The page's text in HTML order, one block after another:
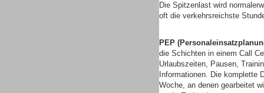
Die Spitzenlast wird
oft die verkehrsreichste
PEP
die Schichten in einem Call
Urlaubszeiten, Pausen,
Informationen. Die komplette
Woche, an denen gearbeitet